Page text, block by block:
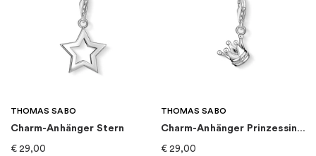
THOMAS SABO
Charm-Anhänger Stern
€ 29,00
THOMAS SABO
Charm-Anhänger Prinzessin Krone
€ 29,00